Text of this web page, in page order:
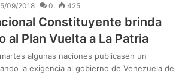
09/2018 0 425
Constituyente brinda
al Plan Vuelta a La Patria
algunas naciones publicasen un
la exigencia al gobierno de Venezuela de